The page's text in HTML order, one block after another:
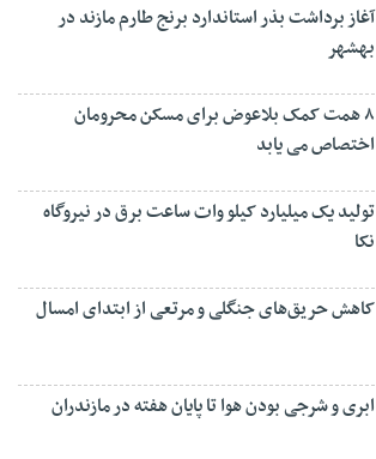
آغاز برداشت بذر استاندارد برنج طارم مازند در
بهشهر
۸ همت کمک بلاعوض برای مسکن محرومان
اختصاص می یابد
تولید یک میلیارد کیلو وات ساعت برق در نیروگاه
نکا
کاهش حریق‌های جنگلی و مرتعی از ابتدای امسال
ابری و شرجی بودن هوا تا پایان هفته در مازندران